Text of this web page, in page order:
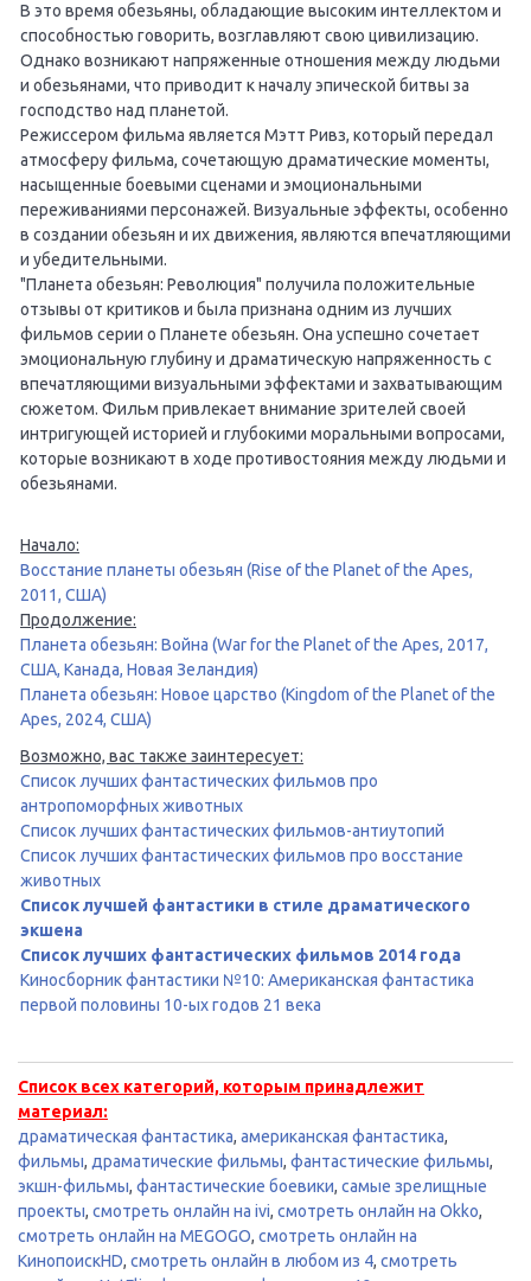
В это время обезьяны, обладающие высоким интеллектом и
способностью говорить, возглавляют свою цивилизацию.
Однако возникают напряженные отношения между людьми
и обезьянами, что приводит к началу эпической битвы за
господство над планетой.
Режиссером фильма является Мэтт Ривз, который передал
атмосферу фильма, сочетающую драматические моменты,
насыщенные боевыми сценами и эмоциональными
переживаниями персонажей. Визуальные эффекты, особенно
в создании обезьян и их движения, являются впечатляющими
и убедительными.
"Планета обезьян: Революция" получила положительные
отзывы от критиков и была признана одним из лучших
фильмов серии о Планете обезьян. Она успешно сочетает
эмоциональную глубину и драматическую напряженность с
впечатляющими визуальными эффектами и захватывающим
сюжетом. Фильм привлекает внимание зрителей своей
интригующей историей и глубокими моральными вопросами,
которые возникают в ходе противостояния между людьми и
обезьянами.
Начало:
Восстание планеты обезьян (Rise of the Planet of the Apes,
2011, США)
Продолжение:
Планета обезьян: Война (War for the Planet of the Apes, 2017,
США, Канада, Новая Зеландия)
Планета обезьян: Новое царство (Kingdom of the Planet of the
Apes, 2024, США)
Возможно, вас также заинтересует:
Список лучших фантастических фильмов про
антропоморфных животных
Список лучших фантастических фильмов-антиутопий
Список лучших фантастических фильмов про восстание
животных
Список лучшей фантастики в стиле драматического
экшена
Список лучших фантастических фильмов 2014 года
Киносборник фантастики №10: Американская фантастика
первой половины 10-ых годов 21 века
Список всех категорий, которым принадлежит
материал:
драматическая фантастика, американская фантастика,
фильмы, драматические фильмы, фантастические фильмы,
экшн-фильмы, фантастические боевики, самые зрелищные
проекты, смотреть онлайн на ivi, смотреть онлайн на Okko,
смотреть онлайн на MEGOGO, смотреть онлайн на
КинопоискHD, смотреть онлайн в любом из 4, смотреть